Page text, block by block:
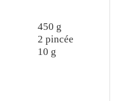
450 g
2 pincée
10 g